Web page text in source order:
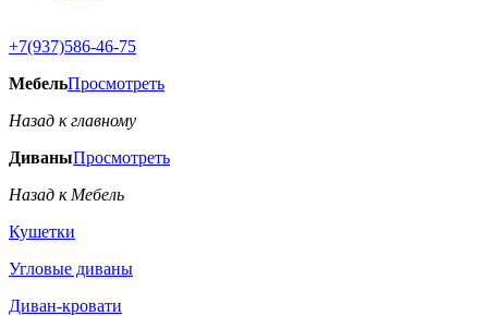
+7(937)586-46-75
МебельПросмотреть
Назад к главному
ДиваныПросмотреть
Назад к Мебель
Кушетки
Угловые диваны
Диван-кровати